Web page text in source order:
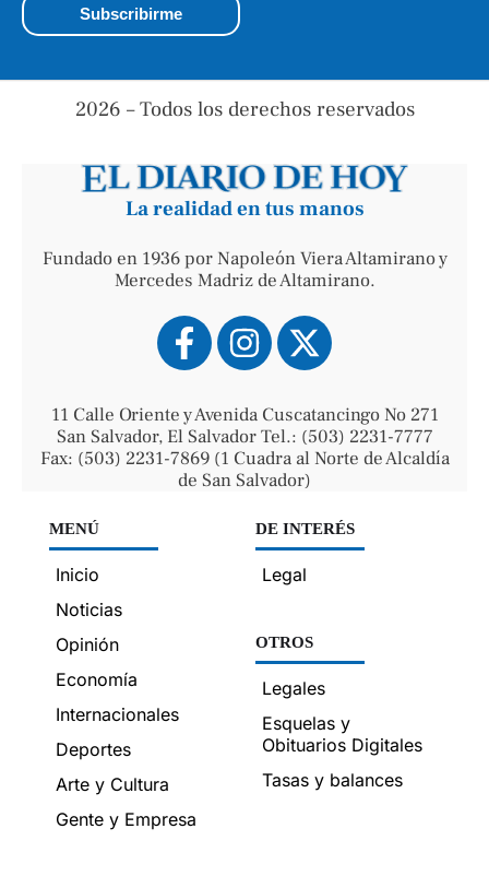
2026 – Todos los derechos reservados
La realidad en tus manos
Fundado en 1936 por Napoleón Viera Altamirano y
Mercedes Madriz de Altamirano.
11 Calle Oriente y Avenida Cuscatancingo No 271
San Salvador, El Salvador Tel.: (503) 2231-7777
Fax: (503) 2231-7869 (1 Cuadra al Norte de Alcaldía
de San Salvador)
MENÚ
Inicio
Noticias
Opinión
Economía
Internacionales
Deportes
Arte y Cultura
Gente y Empresa
DE INTERÉS
Legal
OTROS
Legales
Esquelas y
Obituarios Digitales
Tasas y balances